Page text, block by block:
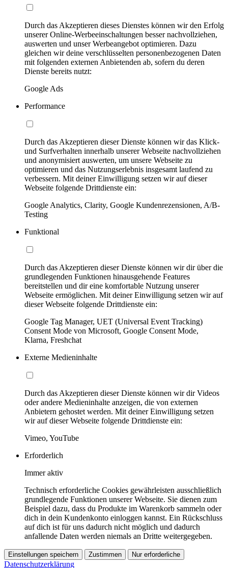
Durch das Akzeptieren dieses Dienstes können wir den Erfolg
unserer Online-Werbeeinschaltungen besser nachvollziehen,
auswerten und unser Werbeangebot optimieren. Dazu
gleichen wir deine verschlüsselten personenbezogenen Daten
mit folgenden externen Anbietenden ab, sofern du deren
Dienste bereits nutzt:
Google Ads
Performance
Durch das Akzeptieren dieser Dienste können wir das Klick-
und Surfverhalten innerhalb unserer Webseite nachvollziehen
und anonymisiert auswerten, um unsere Webseite zu
optimieren und das Nutzungserlebnis insgesamt laufend zu
verbessern. Mit deiner Einwilligung setzen wir auf dieser
Webseite folgende Drittdienste ein:
Google Analytics, Clarity, Google Kundenrezensionen, A/B-
Testing
Funktional
Durch das Akzeptieren dieser Dienste können wir dir über die
grundlegenden Funktionen hinausgehende Features
bereitstellen und dir eine komfortable Nutzung unserer
Webseite ermöglichen. Mit deiner Einwilligung setzen wir auf
dieser Webseite folgende Drittdienste ein:
Google Tag Manager, UET (Universal Event Tracking)
Consent Mode von Microsoft, Google Consent Mode,
Klarna, Freshchat
Externe Medieninhalte
Durch das Akzeptieren dieser Dienste können wir dir Videos
oder andere Medieninhalte anzeigen, die von externen
Anbietern gehostet werden. Mit deiner Einwilligung setzen
wir auf dieser Webseite folgende Drittdienste ein:
Vimeo, YouTube
Erforderlich
Immer aktiv
Technisch erforderliche Cookies gewährleisten ausschließlich
grundlegende Funktionen unserer Webseite. Sie dienen zum
Beispiel dazu, dass du Produkte im Warenkorb sammeln oder
dich in dein Kundenkonto einloggen kannst. Ein Rückschluss
auf dich ist für uns dadurch nicht möglich und dadurch
anfallende Daten werden niemals an Dritte weitergegeben.
Einstellungen speichern Zustimmen Nur erforderliche
Datenschutzerklärung